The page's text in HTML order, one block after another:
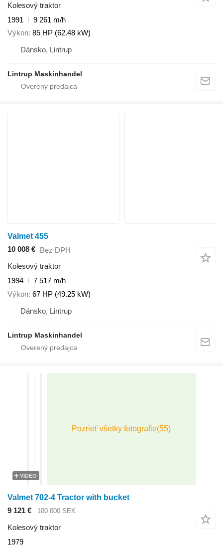
Kolesový traktor
1991
9 261 m/h
Výkon 85 HP (62.48 kW)
Dánsko, Lintrup
Lintrup Maskinhandel
Valmet 455
10 008 € Bez DPH
Kolesový traktor
1994
7 517 m/h
Výkon 67 HP (49.25 kW)
Dánsko, Lintrup
Lintrup Maskinhandel
VIDEO
Valmet 702-4 Tractor with bucket
9 121 €
100 000 SEK
Kolesový traktor
1979